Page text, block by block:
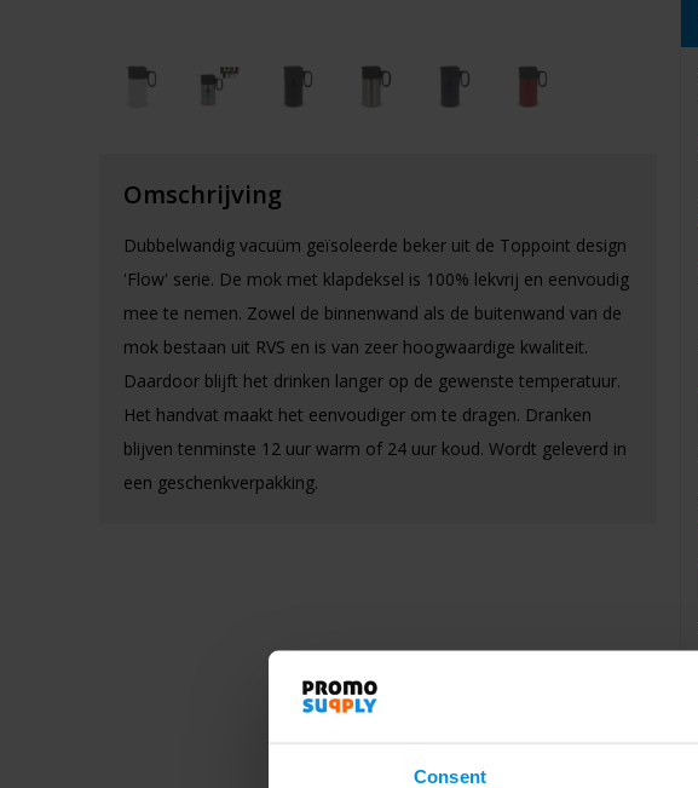
Consent
Omschrijving
Dubbelwandig vacuüm geïsoleerde beker uit de Toppoint design
'Flow' serie. De mok met klapdeksel is 100% lekvrij en eenvoudig
mee te nemen. Zowel de binnenwand als de buitenwand van de
mok bestaan uit RVS en is van zeer hoogwaardige kwaliteit.
Daardoor blijft het drinken langer op de gewenste temperatuur.
Het handvat maakt het eenvoudiger om te dragen. Dranken
blijven tenminste 12 uur warm of 24 uur koud. Wordt geleverd in
een geschenkverpakking.